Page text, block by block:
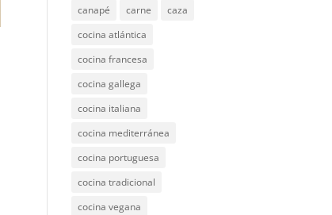
canapé
carne
caza
cocina atlántica
cocina francesa
cocina gallega
cocina italiana
cocina mediterránea
cocina portuguesa
cocina tradicional
cocina vegana